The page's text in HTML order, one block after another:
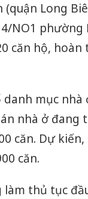
Long
NO1 phường
căn hộ, hoàn
mục nhà
nhà ở đang
căn. Dự kiến,
căn.
làm thủ tục